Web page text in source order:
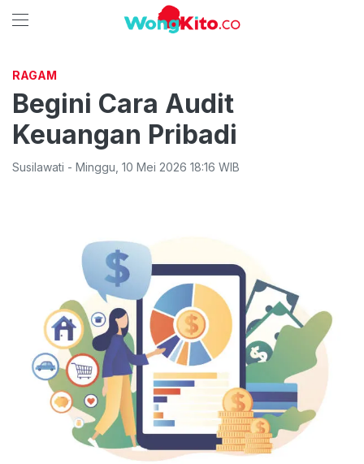
RAGAM
Begini Cara Audit
Keuangan Pribadi
Susilawati - Minggu 10 Mei 2026 18:16 WIB